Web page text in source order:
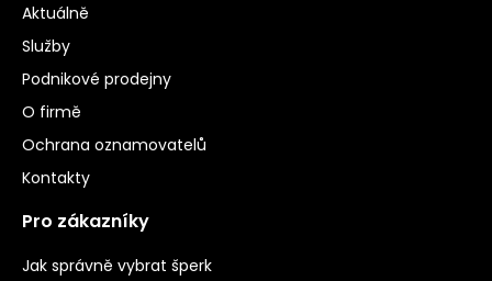
Aktuálně
Služby
Podnikové prodejny
O firmě
Ochrana oznamovatelů
Kontakty
Pro zákazníky
Jak správně vybrat šperk